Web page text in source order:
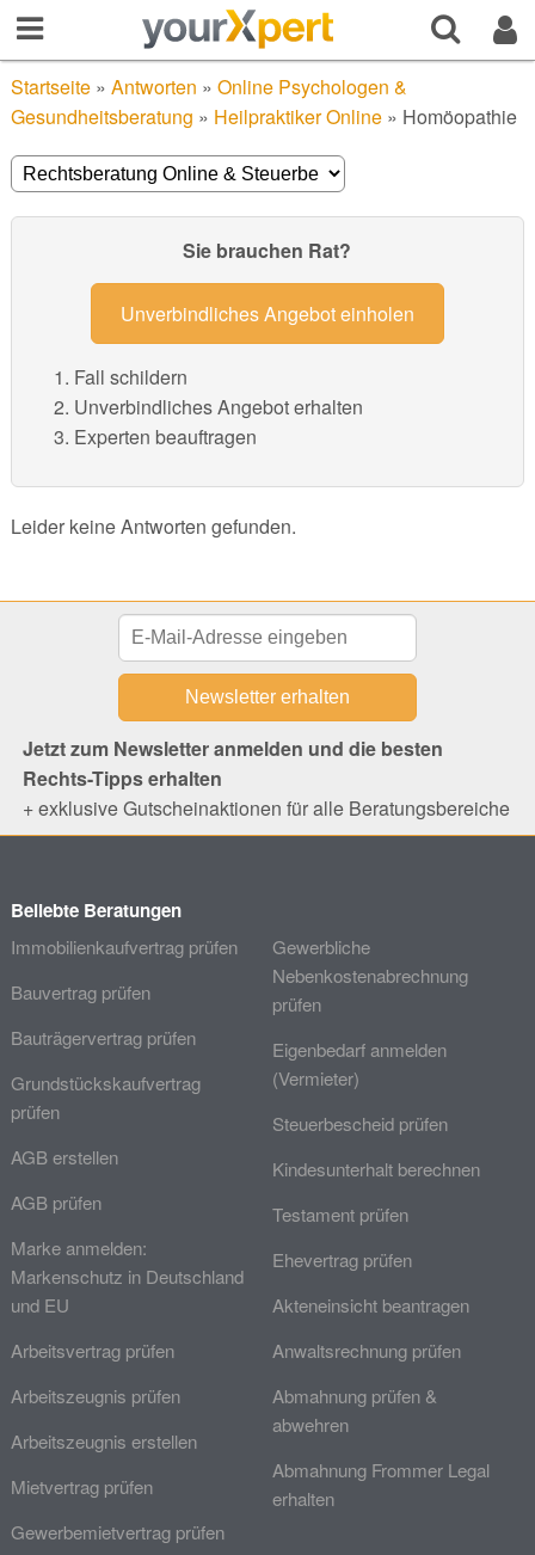
Startseite» Antworten » Online Psychologen &
Gesundheitsberatung » Heilpraktiker Online» Homöopathie
Sie brauchen Rat?
Unverbindliches Angebot einholen
Fall schildern
Unverbindliches Angebot erhalten
Experten beauftragen
Leider keine Antworten gefunden.
Jetzt zum Newsletter anmelden und die besten
Rechts-Tipps erhalten
+ exklusive Gutscheinaktionen für alle Beratungsbereiche
Beliebte Beratungen
Immobilienkaufvertrag prüfen
Bauvertrag prüfen
Bauträgervertrag prüfen
Grundstückskaufvertrag
prüfen
AGB erstellen
AGB prüfen
Marke anmelden:
Markenschutz in Deutschland
und EU
Arbeitsvertrag prüfen
Arbeitszeugnis prüfen
Arbeitszeugnis erstellen
Mietvertrag prüfen
Gewerbemietvertrag prüfen
Gewerbliche
Nebenkostenabrechnung
prüfen
Eigenbedarf anmelden
(Vermieter)
Steuerbescheid prüfen
Kindesunterhalt berechnen
Testament prüfen
Ehevertrag prüfen
Akteneinsicht beantragen
Anwaltsrechnung prüfen
Abmahnung prüfen &
abwehren
Abmahnung Frommer Legal
erhalten